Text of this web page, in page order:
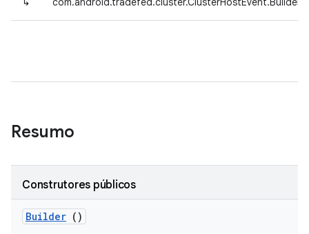
Resumo
Construtores públicos
Builder ()